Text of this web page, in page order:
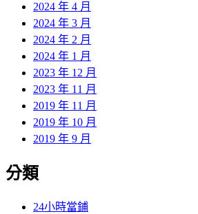
2024 年 4 月
2024 年 3 月
2024 年 2 月
2024 年 1 月
2023 年 12 月
2023 年 11 月
2019 年 11 月
2019 年 10 月
2019 年 9 月
分類
24小時當鋪